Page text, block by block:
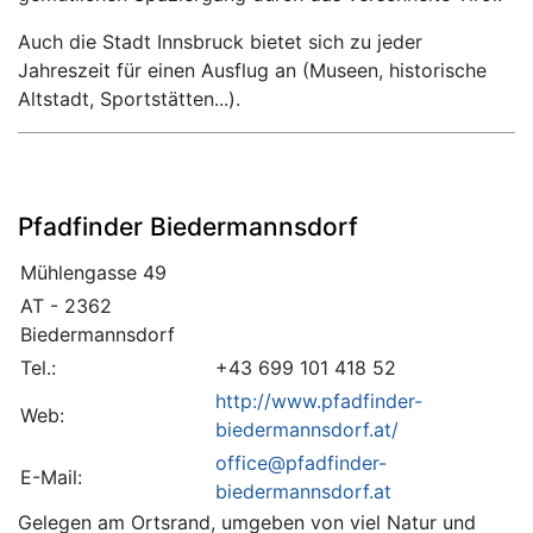
Auch die Stadt Innsbruck bietet sich zu jeder
Jahreszeit für einen Ausflug an (Museen, historische
Altstadt, Sportstätten...).
Pfadfinder Biedermannsdorf
Mühlengasse 49
AT - 2362
Biedermannsdorf
Tel.:
+43 699 101 418 52
Web:
http://www.pfadfinder-
biedermannsdorf.at/
E-Mail:
office@pfadfinder-
biedermannsdorf.at
Gelegen am Ortsrand, umgeben von viel Natur und